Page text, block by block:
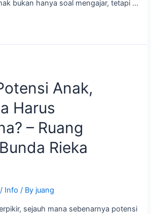
bukan hanya soal mengajar, tetapi …
Anak,
Harus
– Ruang
Rieka
/ Info / By juang
sejauh mana sebenarnya potensi